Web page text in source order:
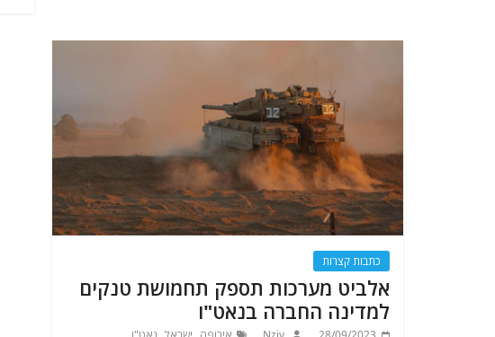
כתבות קצרות
אלביט מערכות תספק תחמושת טנקים
למדינה החברה בנאט"ו